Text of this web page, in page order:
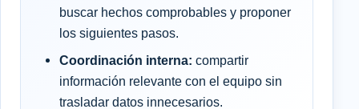
buscar hechos comprobables y proponer
los siguientes pasos.
Coordinación interna: compartir
información relevante con el equipo sin
trasladar datos innecesarios.